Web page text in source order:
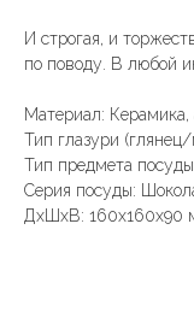
И строгая, и
по поводу. В любой
Материал: Керамика,
Тип глазури
Тип предмета
Серия посуды:
ДxШxВ: 160x160x90